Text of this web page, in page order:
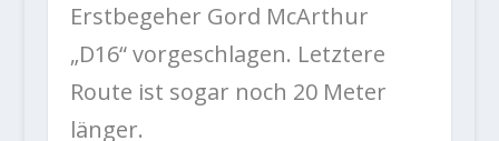
Erstbegeher Gord McArthur
„D16“ vorgeschlagen. Letztere
Route ist sogar noch 20 Meter
länger.